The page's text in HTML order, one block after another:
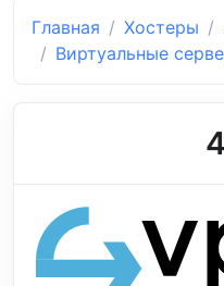
Главная Хостеры
Виртуальные